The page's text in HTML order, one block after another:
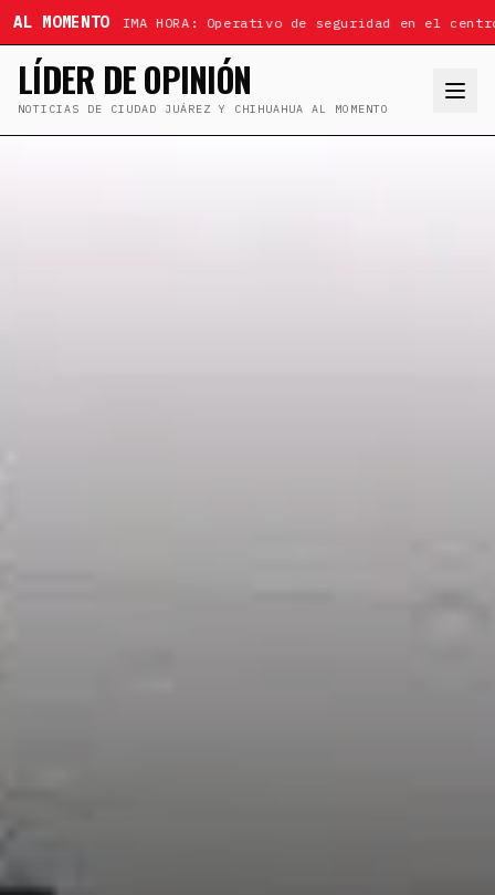
AL MOMENTOÚLTIMA HORA: Operativo de seguridad en el
LÍDER DE OPINIÓN
NOTICIAS DE CIUDAD JUÁREZ Y CHIHUAHUA AL MOMENTO